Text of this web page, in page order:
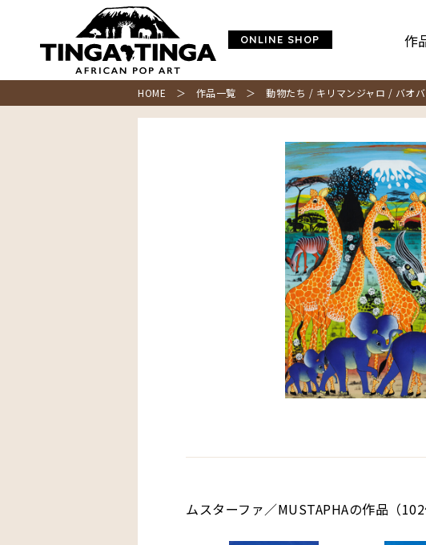
ONLINE SHOP 作
HOME ＞ 作品一覧 ＞ 動物たち / キリマンジャロ / バオバ
ムスターファ／MUSTAPHAの作品（102